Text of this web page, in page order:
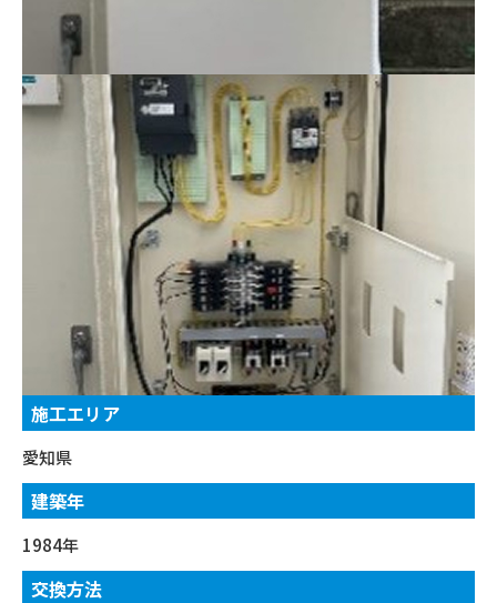
施工エリア
愛知県
建築年
1984年
交換方法